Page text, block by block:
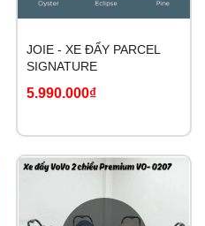
JOIE - XE ĐẨY PARCEL
SIGNATURE
5.990.000₫